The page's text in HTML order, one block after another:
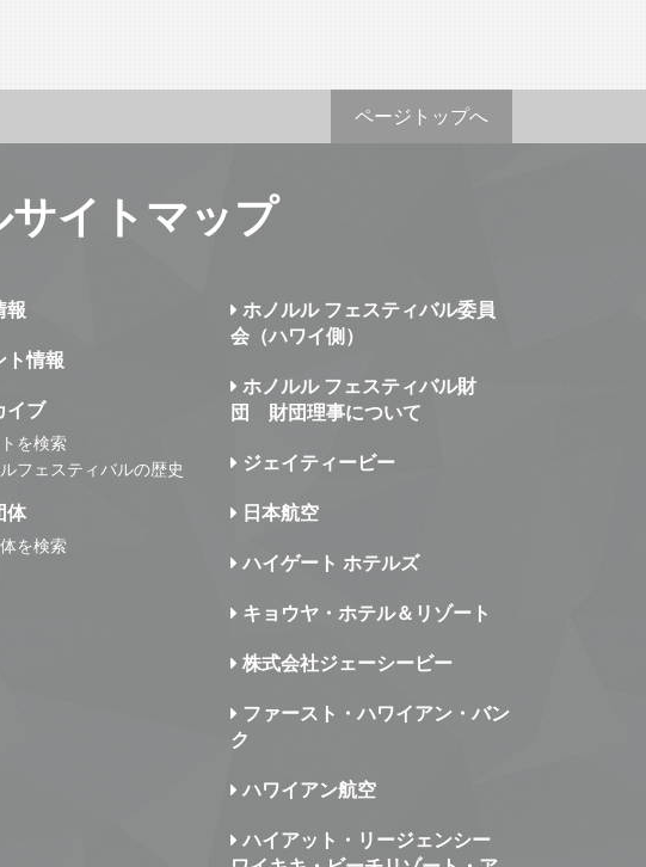
ページトップへ
イトマップ
報
ト情報
イブ
を検索
フェスティバルの歴史
体
を検索
ホノルル フェスティバル委員
会（ハワイ側）
ホノルル フェスティバル財
団 財団理事について
ジェイティービー
日本航空
ハイゲート ホテルズ
キョウヤ・ホテル＆リゾート
株式会社ジェーシービー
ファースト・ハワイアン・バン
ク
ハワイアン航空
ハイアット・リージェンシー